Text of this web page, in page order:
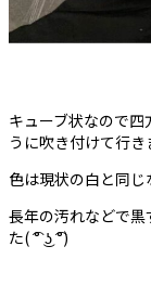
吹き
キューブ状なので
うに吹き付けて行
色は現状の白と同
長年の汚れなどで
た( ͡° ͜ʖ ͡°)